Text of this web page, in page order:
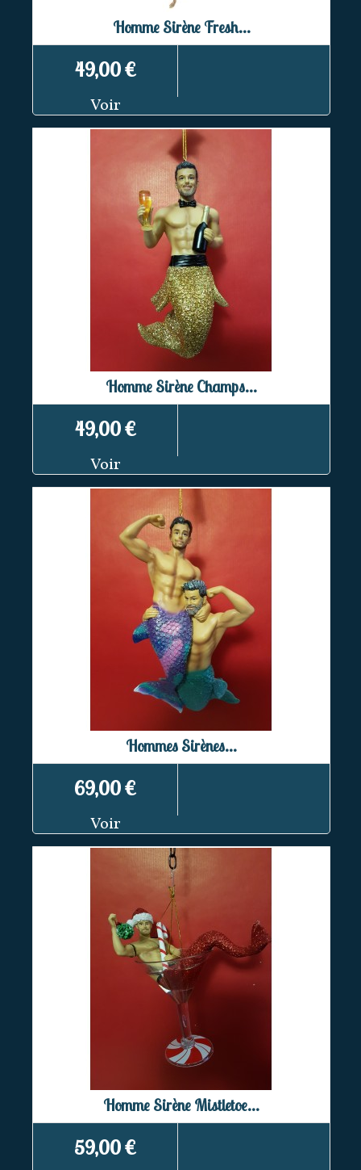
Homme Sirène Fresh...
49,00 €
Voir
Homme Sirène Champs...
49,00 €
Voir
Hommes Sirènes...
69,00 €
Voir
Homme Sirène Mistletoe...
59,00 €